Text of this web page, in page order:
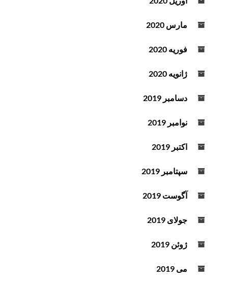
مارس 2020
فوریه 2020
ژانویه 2020
دسامبر 2019
نوامبر 2019
اکتبر 2019
سپتامبر 2019
آگوست 2019
جولای 2019
ژوئن 2019
می 2019